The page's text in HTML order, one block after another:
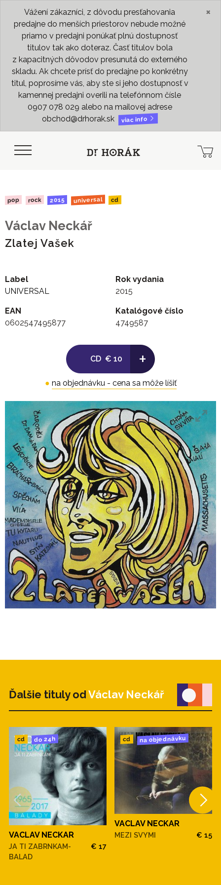
Vážení zákazníci, z dôvodu presťahovania
predajne do menších priestorov nebude možné
priamo v predajni ponúkať plnú dostupnosť
titulov tak ako doteraz. Časť titulov bola
z kapacitných dôvodov presunutá do externého
skladu. Ak chcete prísť do predajne po konkrétny
titul, poprosíme vás, aby ste si jeho dostupnosť v
kamennej predajni overili na telefónnom čísle
0907 078 029 alebo na mailovej adrese
obchod@drhorak.sk
viac info
×
pop rock 2015 universal cd
Václav Neckář
Zlatej Vašek
Label
UNIVERSAL
Rok vydania
2015
EAN
0602547495877
Katalógové číslo
4749587
CD € 10 +
● na objednávku - cena sa môže líšiť
Ďalšie tituly od Václav Neckář
cd do 24h
VACLAV NECKAR
JA TI ZABRNKAM-
BALAD
€ 17
cd na objednávku
VACLAV NECKAR
MEZI SVYMI € 15